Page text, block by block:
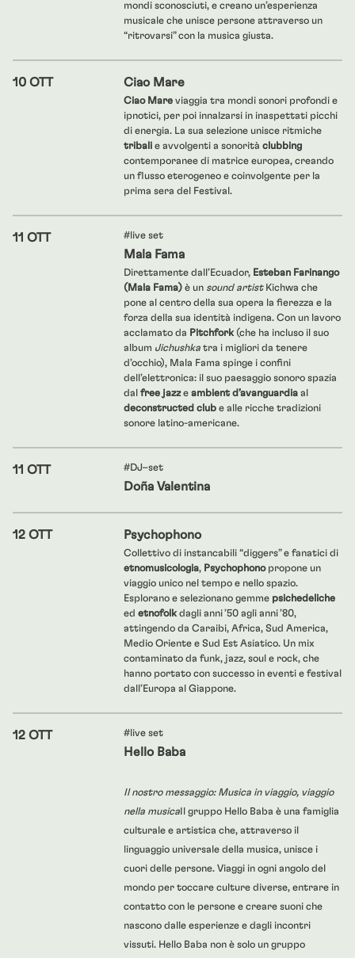
mondi sconosciuti, e creano un’esperienza
musicale che unisce persone attraverso un
“ritrovarsi” con la musica giusta.
10 OTT Ciao Mare
Ciao Mare viaggia tra mondi sonori profondi e
ipnotici, per poi innalzarsi in inaspettati picchi
di energia. La sua selezione unisce ritmiche
tribali e avvolgenti a sonorità clubbing
contemporanee di matrice europea, creando
un flusso eterogeneo e coinvolgente per la
prima sera del Festival.
11 OTT #live set
Mala Fama
Direttamente dall’Ecuador, Esteban Farinango
(Mala Fama) è un sound artistKichwa che
pone al centro della sua opera la fierezza e la
forza della sua identità indigena. Con un lavoro
acclamato da Pitchfork(che ha incluso il suo
album Jichushka tra i migliori da tenere
d’occhio), Mala Fama spinge i confini
dell’elettronica: il suo paesaggio sonoro spazia
dal free jazze ambient d’avanguardia al
deconstructed club e alle ricche tradizioni
sonore latino-americane.
11 OTT #DJ–set
Doña Valentina
12 OTT Psychophono
Collettivo di instancabili “diggers” e fanatici di
etnomusicologia, Psychophonopropone un
viaggio unico nel tempo e nello spazio.
Esplorano e selezionano gemme psichedeliche
ed etnofolkdagli anni ’50 agli anni ’80,
attingendo da Caraibi, Africa, Sud America,
Medio Oriente e Sud Est Asiatico. Un mix
contaminato da funk, jazz, soul e rock, che
hanno portato con successo in eventi e festival
dall’Europa al Giappone.
12 OTT #live set
Hello Baba
Il nostro messaggio: Musica in viaggio, viaggio
nella musica Il gruppo Hello Baba è una famiglia
culturale e artistica che, attraverso il
linguaggio universale della musica, unisce i
cuori delle persone. Viaggi in ogni angolo del
mondo per toccare culture diverse, entrare in
contatto con le persone e creare suoni che
nascono dalle esperienze e dagli incontri
vissuti. Hello Baba non è solo un gruppo